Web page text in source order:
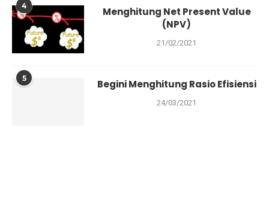
4
Menghitung Net Present Value
(NPV)
21/02/2021
5 Begini Menghitung Rasio Efisiensi
24/03/2021